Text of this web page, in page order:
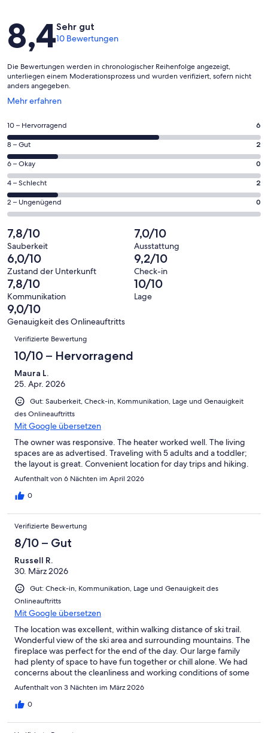
Bewertungen
8,4Sehr gut
10 Bewertungen
Die Bewertungen werden in chronologischer Reihenfolge angezeigt,
unterliegen einem Moderationsprozess und wurden verifiziert, sofern nicht
anders angegeben.
Mehr erfahren
Wird
einem
neuen
Fenster
geöffnet
6
von
insgesamt
10
Gästebewertungen
haben
eine
Bewertung
von
10
-
Hervorragend
10 – Hervorragend 6
2
von
insgesamt
10
Gästebewertungen
haben
Bewertung
von
8
-
Gut
8 – Gut 2
0
von
insgesamt
10
Gästebewertungen
haben
eine
Bewertung
von
6
-
Okay
6 – Okay 0
2
von
insgesamt
Gästebewertungen
haben
eine
Bewertung
von
4
-
Schlecht
4 – Schlecht 2
0
von
insgesamt
10
Gästebewertungen
haben
eine
Bewertung
von
2
Ungenügend
2 – Ungenügend 0
7,8/10
Sauberkeit
7,0/10
Ausstattung
6,0/10
Zustand der Unterkunft
9,2/10
Check-in
7,8/10
Kommunikation
10/10
Lage
9,0/10
Genauigkeit des Onlineauftritts
Bewertungen
Verifizierte Bewertung
10/10 – Hervorragend
Maura L.
25. Apr. 2026
Gut: Sauberkeit, Check-in, Kommunikation, Lage und Genauigkeit
des Onlineauftritts
Mit Google übersetzen
The owner was responsive. The heater worked well. The living
spaces are as advertised. Traveling with 5 adults and a toddler;
the layout is great. Convenient location for day trips and hiking.
Aufenthalt von 6 Nächten im April 2026
0
Verifizierte Bewertung
8/10 – Gut
Russell R.
30. März 2026
Gut: Check-in, Kommunikation, Lage und Genauigkeit des
Onlineauftritts
Mit Google übersetzen
The location was excellent, within walking distance of ski trail.
Wonderful view of the ski area and surrounding mountains. The
fireplace was perfect for the end of the day. Our large family
had plenty of space to have fun together or chill alone. We had
concerns about the cleanliness and working conditions of some
electronics. Our concerns were communicated with the owner,
Comfortable Berkshire Retreat will be a 5 star stay.
Aufenthalt von 3 Nächten im März 2026
0